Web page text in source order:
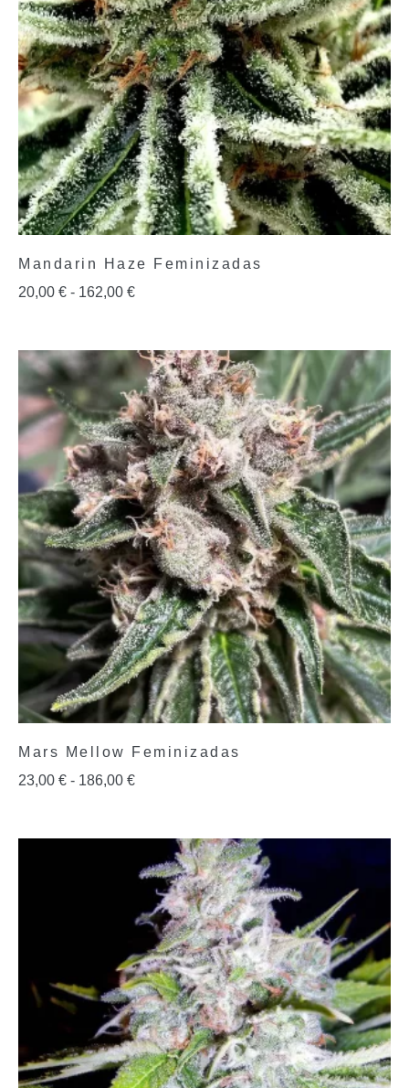
Mandarin Haze Feminizadas
20,00 € - 162,00 €
Mars Mellow Feminizadas
23,00 € - 186,00 €